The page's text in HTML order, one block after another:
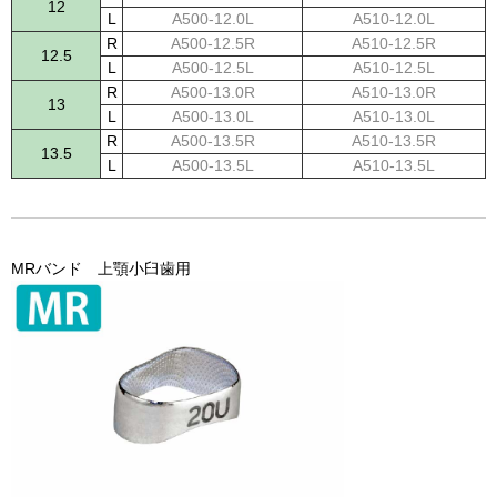
12
L
A500-12.0L A510-12.0L
12.5
R A500-12.5R
A510-12.5R
L
A500-12.5L A510-12.5L
13
R A500-13.0R
A510-13.0R
L
A500-13.0L A510-13.0L
13.5
R A500-13.5R
A510-13.5R
L
A500-13.5L A510-13.5L
MRバンド 上顎小臼歯用